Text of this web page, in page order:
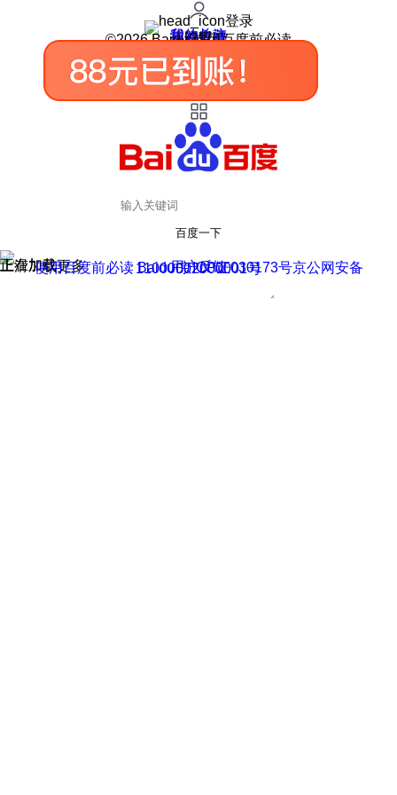
登录
我的关注
我的收藏
皮肤中心
用户反馈
设置
©2026 Baidu 使用百度前必读
百度一下
正在加载
上滑加载更多 用户反馈
使用百度前必读 Baidu 京ICP证030173号
京公网安备11000002000001号